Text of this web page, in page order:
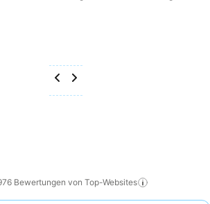
Bewertungen von Top-Websites